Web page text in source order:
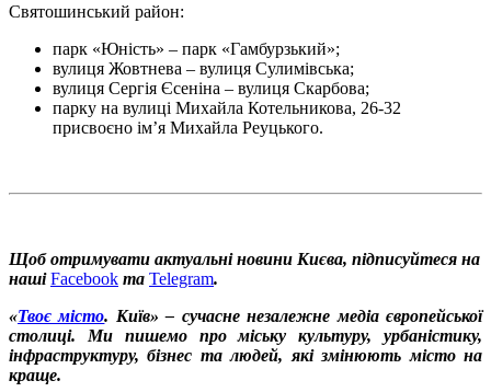
Святошинський район:
парк «Юність» – парк «Гамбурзький»;
вулиця Жовтнева – вулиця Сулимівська;
вулиця Сергія Єсеніна – вулиця Скарбова;
парку на вулиці Михайла Котельникова, 26-32
присвоєно ім’я Михайла Реуцького.
Щоб отримувати актуальні новини Києва, підписуйтеся на
нашіFacebook та Telegram.
«Твоє місто. Київ» – сучасне незалежне медіа європейської
столиці. Ми пишемо про міську культуру, урбаністику,
інфраструктуру, бізнес та людей, які змінюють місто на
краще.